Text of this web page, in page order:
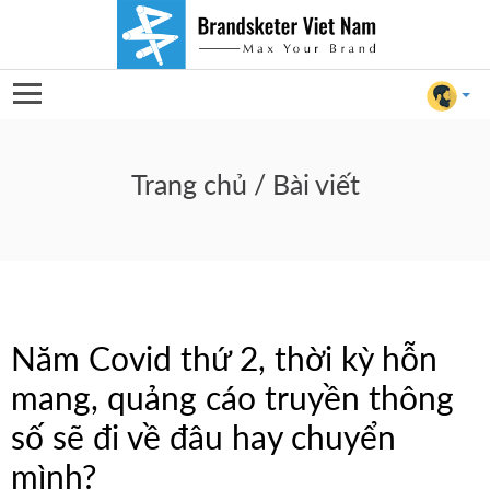
For Client
thời
kỳ
hỗn
mang,
Trang chủ / Bài viết
Năm Covid thứ 2, thời kỳ hỗn
mang, quảng cáo truyền thông
số sẽ đi về đâu hay chuyển
mình?